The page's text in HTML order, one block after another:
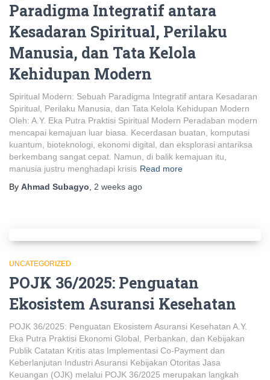
Paradigma Integratif antara
Kesadaran Spiritual, Perilaku
Manusia, dan Tata Kelola
Kehidupan Modern
Spiritual Modern: Sebuah Paradigma Integratif antara Kesadaran
Spiritual, Perilaku Manusia, dan Tata Kelola Kehidupan Modern
Oleh: A.Y. Eka Putra Praktisi Spiritual Modern Peradaban modern
mencapai kemajuan luar biasa. Kecerdasan buatan, komputasi
kuantum, bioteknologi, ekonomi digital, dan eksplorasi antariksa
berkembang sangat cepat. Namun, di balik kemajuan itu,
manusia justru menghadapi krisis Read more
By Ahmad Subagyo 2 weeks ago
UNCATEGORIZED
POJK 36/2025: Penguatan
Ekosistem Asuransi Kesehatan
POJK 36/2025: Penguatan Ekosistem Asuransi Kesehatan A.Y.
Eka Putra Praktisi Ekonomi Global, Perbankan, dan Kebijakan
Publik Catatan Kritis atas Implementasi Co-Payment dan
Keberlanjutan Industri Asuransi Kebijakan Otoritas Jasa
Keuangan (OJK) melalui POJK 36/2025 merupakan langkah